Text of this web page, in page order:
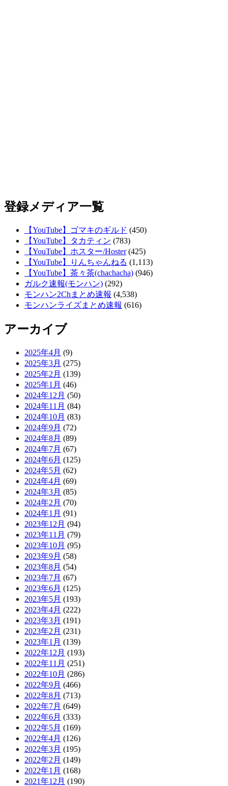
登録メディア一覧
【YouTube】ゴマキのギルド (450)
【YouTube】タカティン (783)
【YouTube】ホスター/Hoster(425)
【YouTube】りんちゃんねる (1,113)
【YouTube】茶々茶(chachacha) (946)
ガルク速報(モンハン) (292)
モンハン2Chまとめ速報 (4,538)
モンハンライズまとめ速報 (616)
アーカイブ
2025年4月 (9)
2025年3月 (275)
2025年2月 (139)
2025年1月 (46)
2024年12月 (50)
2024年11月 (84)
2024年10月 (83)
2024年9月 (72)
2024年8月 (89)
2024年7月 (67)
2024年6月 (125)
2024年5月 (62)
2024年4月 (69)
2024年3月 (85)
2024年2月 (70)
2024年1月 (91)
2023年12月 (94)
2023年11月 (79)
2023年10月 (95)
2023年9月 (58)
2023年8月 (54)
2023年7月 (67)
2023年6月 (125)
2023年5月 (193)
2023年4月 (222)
2023年3月 (191)
2023年2月 (231)
2023年1月 (139)
2022年12月 (193)
2022年11月 (251)
2022年10月 (286)
2022年9月 (466)
2022年8月 (713)
2022年7月 (649)
2022年6月 (333)
2022年5月 (169)
2022年4月 (126)
2022年3月 (195)
2022年2月 (149)
2022年1月 (168)
2021年12月 (190)